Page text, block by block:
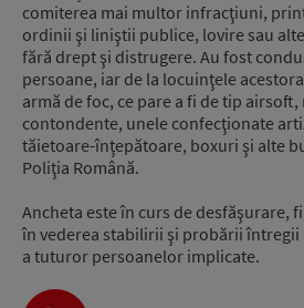
comiterea mai multor infracţiuni,
ordinii şi liniştii publice, lovire sau
fără drept şi distrugere. Au fost
persoane, iar de la locuinţele
armă de foc, ce pare a fi de tip
contondente, unele confecţionate
tăietoare-înţepătoare, boxuri şi alte
Poliţia Română.
Ancheta este în curs de desfăşurare,
în vederea stabilirii şi probării
a tuturor persoanelor implicate.